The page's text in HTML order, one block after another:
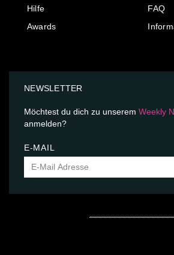
Hilfe
Awards
FAQ
NEWSLETTER
Möchtest du dich zu unserem Weekly
anmelden?
E-MAIL